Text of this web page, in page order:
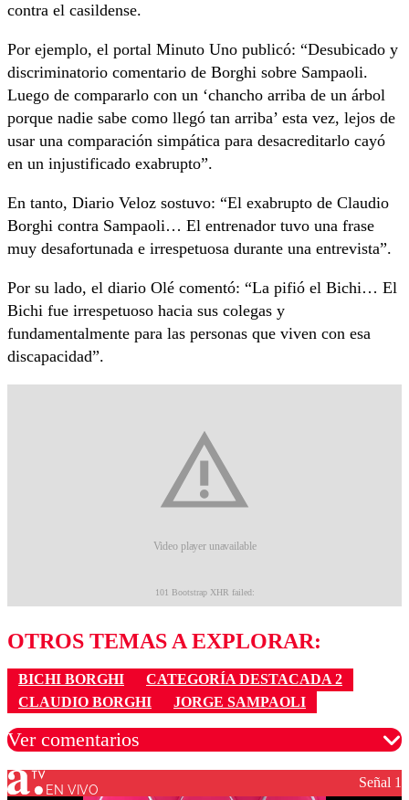
contra el casildense.
Por ejemplo, el portal Minuto Uno publicó: “Desubicado y
discriminatorio comentario de Borghi sobre Sampaoli.
Luego de compararlo con un ‘chancho arriba de un árbol
porque nadie sabe como llegó tan arriba’ esta vez, lejos de
usar una comparación simpática para desacreditarlo cayó
en un injustificado exabrupto”.
En tanto, Diario Veloz sostuvo: “El exabrupto de Claudio
Borghi contra Sampaoli… El entrenador tuvo una frase
muy desafortunada e irrespetuosa durante una entrevista”.
Por su lado, el diario Olé comentó: “La pifió el Bichi… El
Bichi fue irrespetuoso hacia sus colegas y
fundamentalmente para las personas que viven con esa
discapacidad”.
OTROS TEMAS A EXPLORAR:
BICHI BORGHI
CATEGORÍA DESTACADA 2
CLAUDIO BORGHI
JORGE SAMPAOLI
Ver comentarios
EN VIVO Señal 1